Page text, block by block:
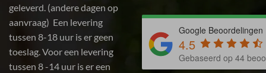
geleverd. (andere dagen op
aanvraag) Een levering
tussen 8-18 uur is er geen
toeslag. Voor een levering
tussen 8 -14 uur is er een
Google Beoordelingen
4.5
Gebaseerd op 44